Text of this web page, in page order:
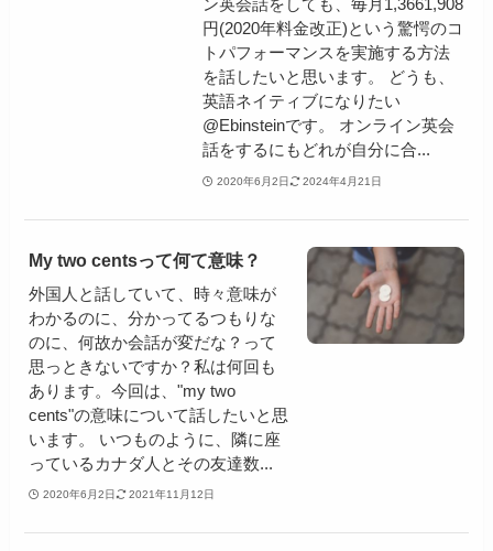
ン英会話をしても、毎月1,3661,908
円(2020年料金改正)という驚愕のコ
トパフォーマンスを実施する方法
を話したいと思います。 どうも、
英語ネイティブになりたい
@Ebinsteinです。 オンライン英会
話をするにもどれが自分に合...
2020年6月2日 2024年4月21日
My two centsって何て意味？
外国人と話していて、時々意味が
わかるのに、分かってるつもりな
のに、何故か会話が変だな？って
思っときないですか？私は何回も
あります。今回は、"my two
cents"の意味について話したいと思
います。 いつものように、隣に座
っているカナダ人とその友達数...
2020年6月2日 2021年11月12日